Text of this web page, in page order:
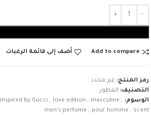
Add to compare أضف إلى قائمة الرغبات
رمز المنتج: غير محدد
التصنيف: العطور
الوسوم:
inspired by Gucci , love edition , masculine ,
men's perfume , pour homme , scent